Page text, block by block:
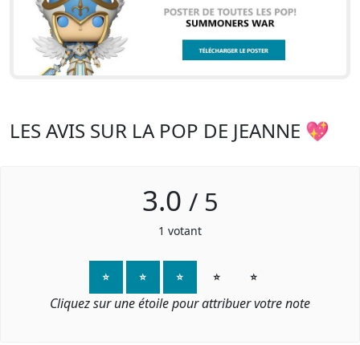
LES AVIS SUR LA POP DE JEANNE 💖
3.0 / 5
1 votant
⭐ ⭐ ⭐ ⭐ ⭐
Cliquez sur une étoile pour attribuer votre note